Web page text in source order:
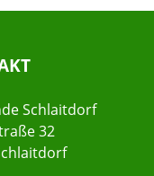
Schlaitdorf
32